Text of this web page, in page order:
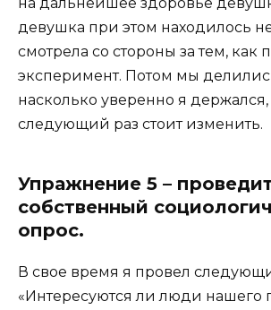
девушка при этом находилось
смотрела со стороны за тем, как
эксперимент. Потом мы
насколько уверенно я держался,
следующий раз стоит изменить.
Упражнение 5 –
собственный
опрос.
В свое время я провел
«Интересуются ли люди нашего